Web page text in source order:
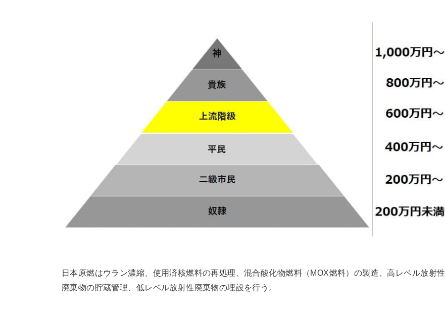
日本原燃はウラン濃縮、使用済核燃料の再処理、混合酸化物燃料（MOX燃料）の製造、高レベル放射性
廃棄物の貯蔵管理、低レベル放射性廃棄物の埋設を行う。